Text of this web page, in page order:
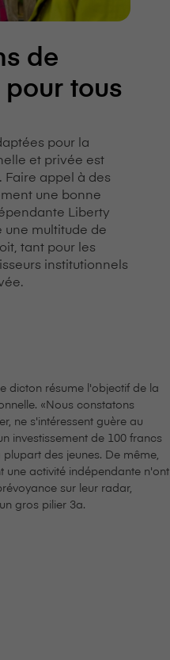
de
tous
pour la
et privée est
Faire appel à des
une bonne
Liberty
une multitude de
tant pour les
institutionnels
dicton résume l'objectif de la
«Nous constatons
ne s'intéressent guère au
investissement de 100 francs
des jeunes. De même,
une activité indépendante n'ont
sur leur radar,
gros pilier 3a.